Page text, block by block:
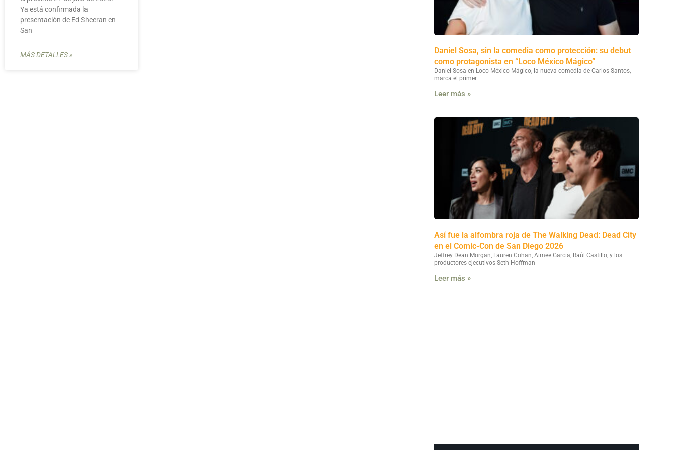
Ya está confirmada la
presentación de Ed Sheeran en
San
MÁS DETALLES »
Daniel Sosa, sin la comedia como protección: su debut
como protagonista en “Loco México Mágico”
Daniel Sosa en Loco México Mágico, la nueva comedia de Carlos Santos,
marca el primer
Leer más »
Así fue la alfombra roja de The Walking Dead: Dead City
en el Comic-Con de San Diego 2026
Jeffrey Dean Morgan, Lauren Cohan, Aimee Garcia, Raúl Castillo, y los
productores ejecutivos Seth Hoffman
Leer más »